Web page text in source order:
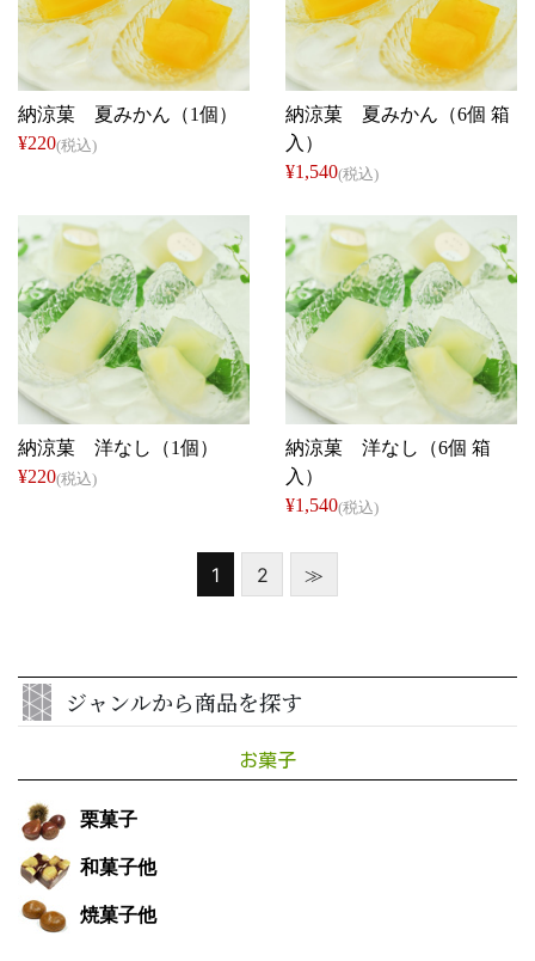
ジャンルから商品を探す
お菓子
栗菓子
和菓子他
焼菓子他
仁太郎
納涼菓 夏みかん（1個）
¥220(税込)
仁太郎
納涼菓 夏みかん（6個 箱
入）
¥1,540(税込)
仁太郎
納涼菓 洋なし（1個）
¥220(税込)
仁太郎
納涼菓 洋なし（6個 箱
入）
¥1,540(税込)
1 2 ≫